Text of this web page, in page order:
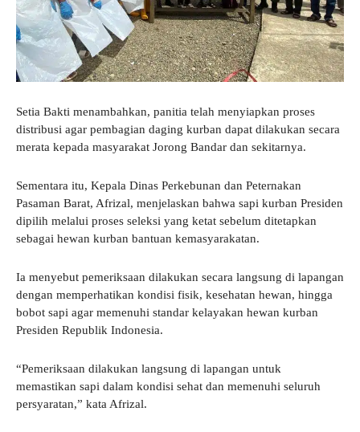
Setia Bakti menambahkan, panitia telah menyiapkan proses
distribusi agar pembagian daging kurban dapat dilakukan secara
merata kepada masyarakat Jorong Bandar dan sekitarnya.
Sementara itu, Kepala Dinas Perkebunan dan Peternakan
Pasaman Barat, Afrizal, menjelaskan bahwa sapi kurban Presiden
dipilih melalui proses seleksi yang ketat sebelum ditetapkan
sebagai hewan kurban bantuan kemasyarakatan.
Ia menyebut pemeriksaan dilakukan secara langsung di lapangan
dengan memperhatikan kondisi fisik, kesehatan hewan, hingga
bobot sapi agar memenuhi standar kelayakan hewan kurban
Presiden Republik Indonesia.
“Pemeriksaan dilakukan langsung di lapangan untuk
memastikan sapi dalam kondisi sehat dan memenuhi seluruh
persyaratan,” kata Afrizal.